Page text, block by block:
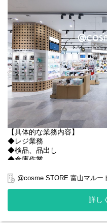
【具体的な業務内容】
◆レジ業務
◆検品、品出し
◆倉庫作業
ランドの確認など店内の対応
◆社員のサポート業務 など
@cosme STORE 富山マルー
詳し